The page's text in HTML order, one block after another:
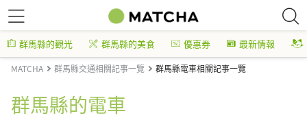
群馬縣的觀光 群馬縣的美食 優惠券 最新情報
MATCHA 群馬縣交通相關記事一覽 群馬縣電車相關記事一覽
群馬縣的電車